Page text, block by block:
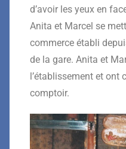
d’avoir les yeux en
Anita et Marcel se
commerce établi
de la gare. Anita et
l’établissement et ont
comptoir.